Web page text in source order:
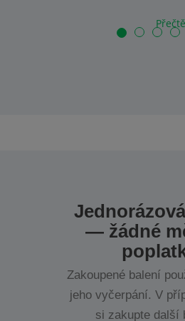
— žádné
Zakoupené balení
jeho vyčerpání. V
si zakupte další